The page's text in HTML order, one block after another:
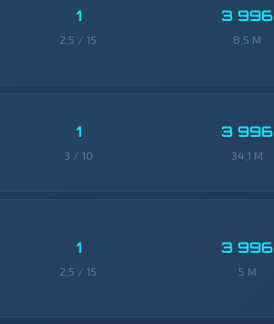
1
2,5 / 15
3 996
8,5 M
1
3 / 10
3 996
34,1 M
1
2,5 / 15
3 996
5 M